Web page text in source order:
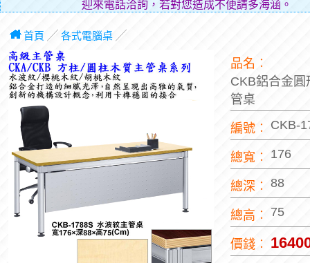
CKB鋁合金圓
管桌
編號︰ CKB-
總寬︰ 176
總深︰ 88
總高︰ 75
價錢︰